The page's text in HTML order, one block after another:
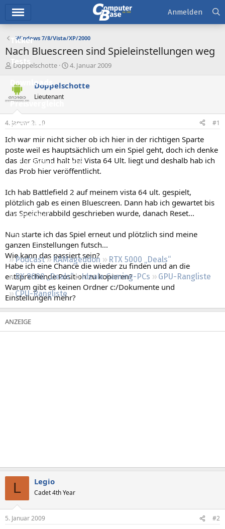
Ticker
Tests
Downloads
Preisvergleich
Forum
Aktuelles
Empfohlene Inhalte
Neueste Aktivitäten
Leserartikel
Regeln
Podcast RAMageddon
RTX 5000 „Deals“
RX 9000 „Deals“
Ideale Gaming-PCs
GPU-Rangliste
CPU-Rangliste
Anmelden
Windows 7/8/Vista/XP/2000
Nach Bluescreen sind Spieleinstellungen weg
E
s
t
e
e
r
Doppelschotte
E
s
t
a
m
4. Januar 2009
Doppelschotte
Lieutenant
4. Januar 2009 #1
Ich war mir nicht sicher ob ich hier in der richtigen Sparte
poste weil es hauptsächlich um ein Spiel geht, doch ich denke
das der Grund halt bei Vista 64 Ult. liegt und deshalb hab ich
das Prob hier veröffentlicht.
Ich hab Battlefield 2 auf meinem vista 64 ult. gespielt,
plötzlich gab es einen Bluescreen. Dann hab ich gewartet bis
das Speicherabbild geschrieben wurde, danach Reset...
Nun starte ich das Spiel erneut und plötzlich sind meine
ganzen Einstellungen futsch...
Wie kann das passiert sein?
Habe ich eine Chance die wieder zu finden und an die
entsprechende Position zu kopieren?
Warum gibt es keinen Ordner c:/Dokumente und
Einstellungen mehr?
L Legio
Cadet 4th Year
5. Januar 2009 #2